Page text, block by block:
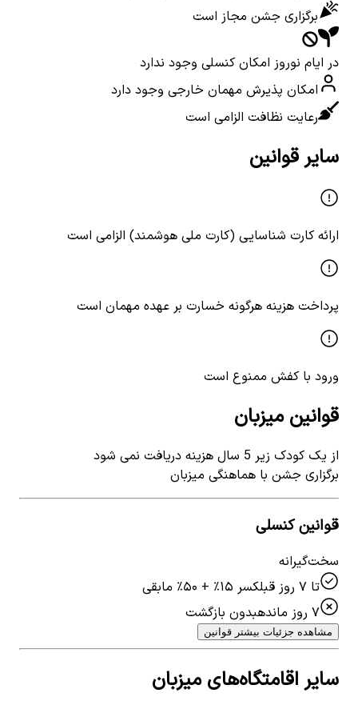
برگزاری جشن مجاز است
در ایام نوروز امکان کنسلی وجود ندارد
امکان پذیرش مهمان خارجی وجود دارد
رعایت نظافت الزامی است
سایر قوانین
ارائه کارت شناسایی (کارت ملی هوشمند) الزامی است
پرداخت هزینه هرگونه خسارت بر عهده مهمان است
ورود با کفش ممنوع است
قوانین میزبان
از یک کودک زیر 5 سال هزینه دریافت نمی شود
برگزاری جشن با هماهنگی میزبان
قوانین کنسلی
سخت‌گیرانه
تا ۷ روز قبل
کسر ۱۵٪ + ۵۰٪ مابقی
۷ روز مانده
بدون بازگشت
مشاهده جزئیات بیشتر قوانین
سایر اقامتگاه‌های میزبان